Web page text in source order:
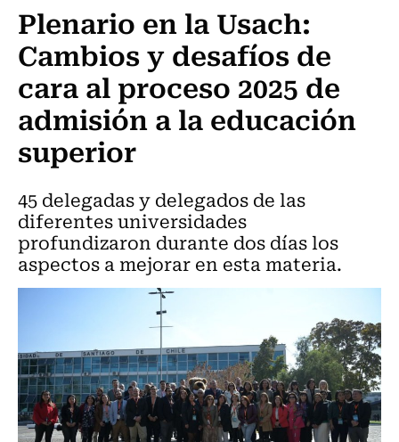
Plenario en la Usach:
Cambios y desafíos de
cara al proceso 2025 de
admisión a la educación
superior
45 delegadas y delegados de las
diferentes universidades
profundizaron durante dos días los
aspectos a mejorar en esta materia.